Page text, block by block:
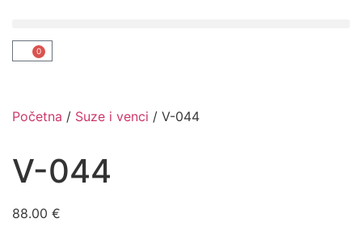
0
Početna / Suze i venci / V-044
V-044
88.00 €